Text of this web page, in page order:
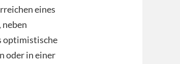
eines
neben
optimistische
oder in einer